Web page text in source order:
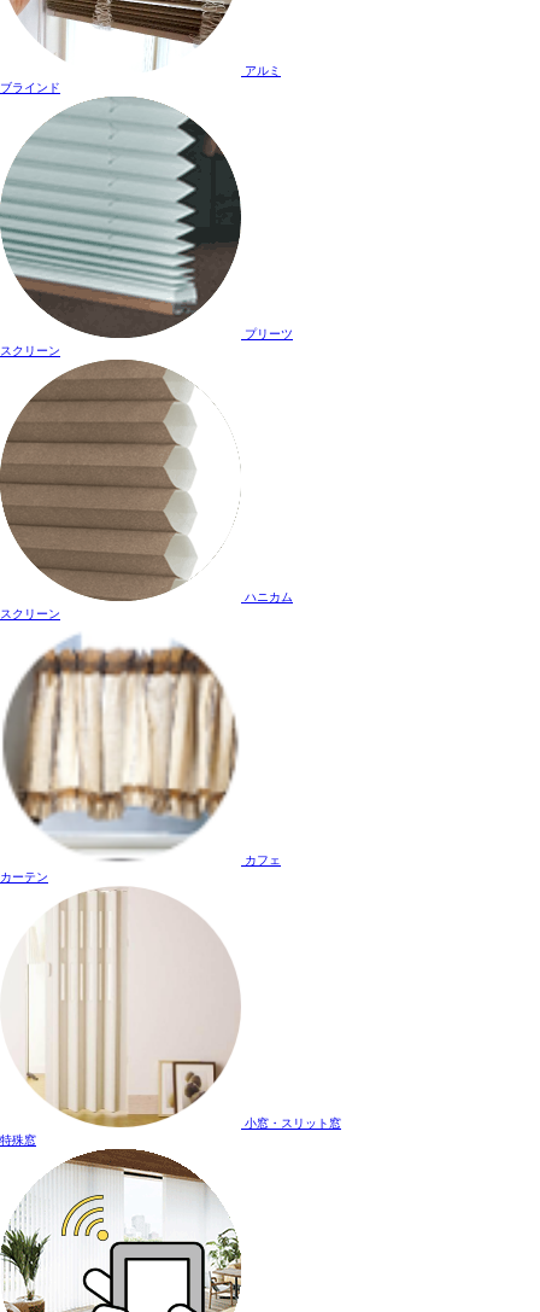
アルミ
ブラインド
プリーツ
スクリーン
ハニカム
スクリーン
カフェ
カーテン
小窓・スリット窓
特殊窓